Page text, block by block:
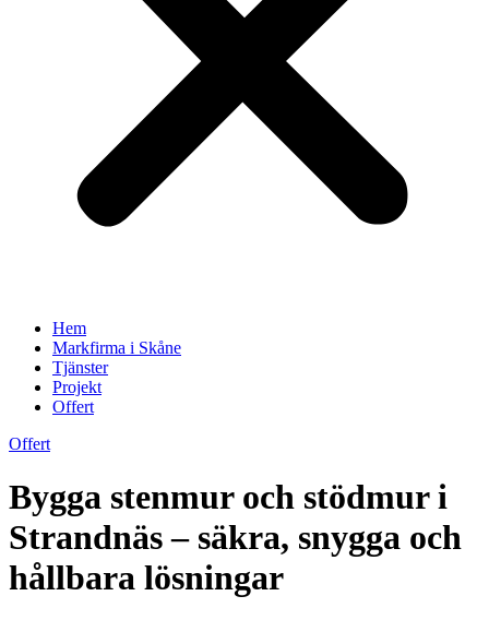
Hem
Markfirma i Skåne
Tjänster
Projekt
Offert
Offert
Bygga stenmur och stödmur i
Strandnäs – säkra, snygga och
hållbara lösningar